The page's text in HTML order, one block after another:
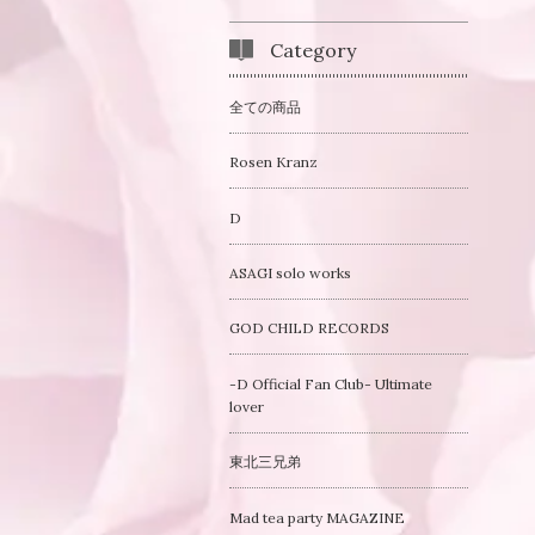
Category
全ての商品
Rosen Kranz
D
ASAGI solo works
GOD CHILD RECORDS
-D Official Fan Club- Ultimate
lover
東北三兄弟
Mad tea party MAGAZINE